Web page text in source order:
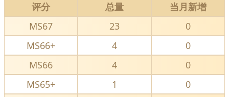
评分 总量
当月新增
MS67
23
0
MS66+
4
0
MS66
4
0
MS65+
1
0